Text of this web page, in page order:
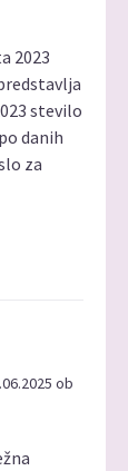
2023
stevilo
danih
za
ob